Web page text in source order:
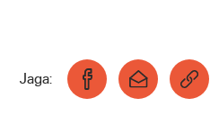
Jaga: